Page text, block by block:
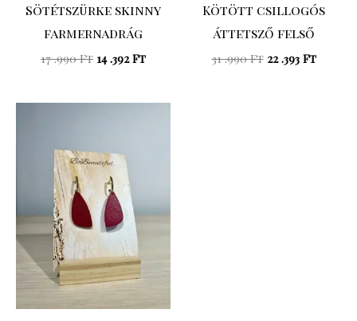
Sötétszürke skinny
farmernadrág
17 .990Ft 14 .392Ft
Kötött csillogós
áttetsző felső
31 .990Ft 22 .393 Ft